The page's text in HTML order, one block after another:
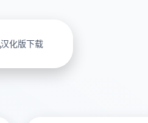
汉化版下载